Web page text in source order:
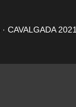
CAVALGADA 2021